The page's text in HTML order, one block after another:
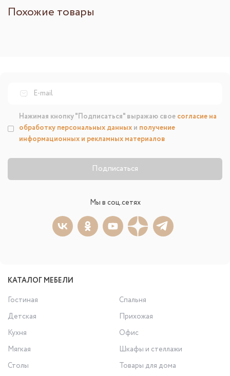
Похожие товары
Подписаться
Нажимая кнопку "Подписаться" выражаю свое согласие на
обработку персональных данных и получение
информационных и рекламных материалов
Мы в соц.сетях
КАТАЛОГ МЕБЕЛИ
Гостиная
Спальня
Детская
Прихожая
Кухня
Офис
Мягкая
Шкафы и стеллажи
Столы
Товары для дома